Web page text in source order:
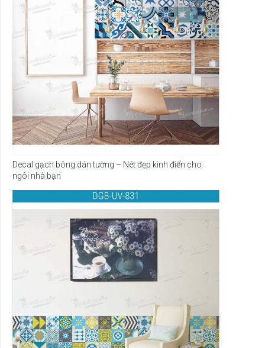
Decal gạch bông dán tường – Nét đẹp kinh điển cho
ngôi nhà bạn